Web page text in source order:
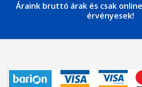
Áraink bruttó árak és csak
érvényesek!